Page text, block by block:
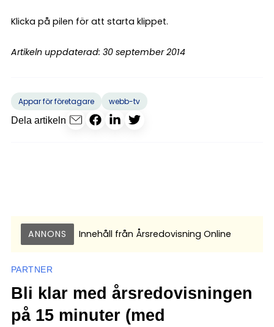
Klicka på pilen för att starta klippet.
Artikeln uppdaterad: 30 september 2014
Appar för företagare
webb-tv
Dela artikeln
ANNONS Innehåll från Årsredovisning Online
PARTNER
Bli klar med årsredovisningen
på 15 minuter (med